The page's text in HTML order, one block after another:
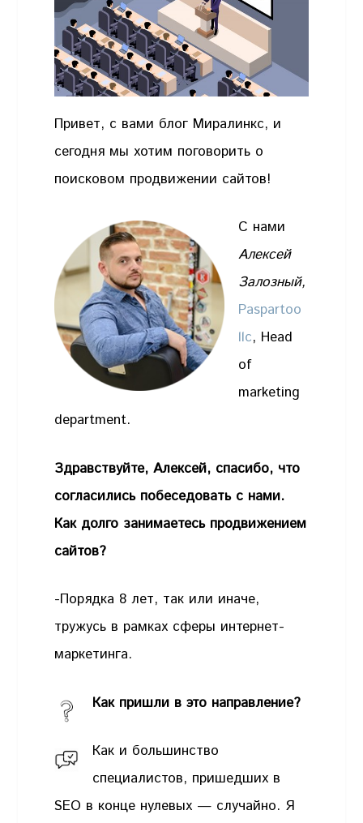
Привет, с вами блог Миралинкс, и
сегодня мы хотим поговорить о
поисковом продвижении сайтов!
С нами
Алексей
Залозный,
Paspartoo
llc, Head
of
marketing
department.
Здравствуйте, Алексей, спасибо, что
согласились побеседовать с нами.
Как долго занимаетесь продвижением
сайтов?
-Порядка 8 лет, так или иначе,
тружусь в рамках сферы интернет-
маркетинга.
Как пришли в это направление?
Как и большинство
специалистов, пришедших в
SEO в конце нулевых — случайно. Я